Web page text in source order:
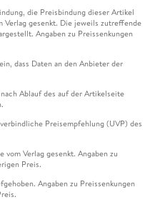
die Preisbindung dieser Artikel
Verlag gesenkt. Die jeweils zutreffende
Angaben zu Preissenkungen
dass Daten an den Anbieter der
Ablauf des auf der Artikelseite
Preisempfehlung (UVP) des
Verlag gesenkt. Angaben zu
Preis.
Angaben zu Preissenkungen